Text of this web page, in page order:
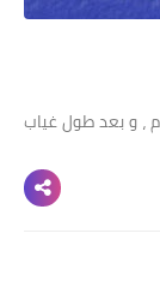
، و بعد طول غياب